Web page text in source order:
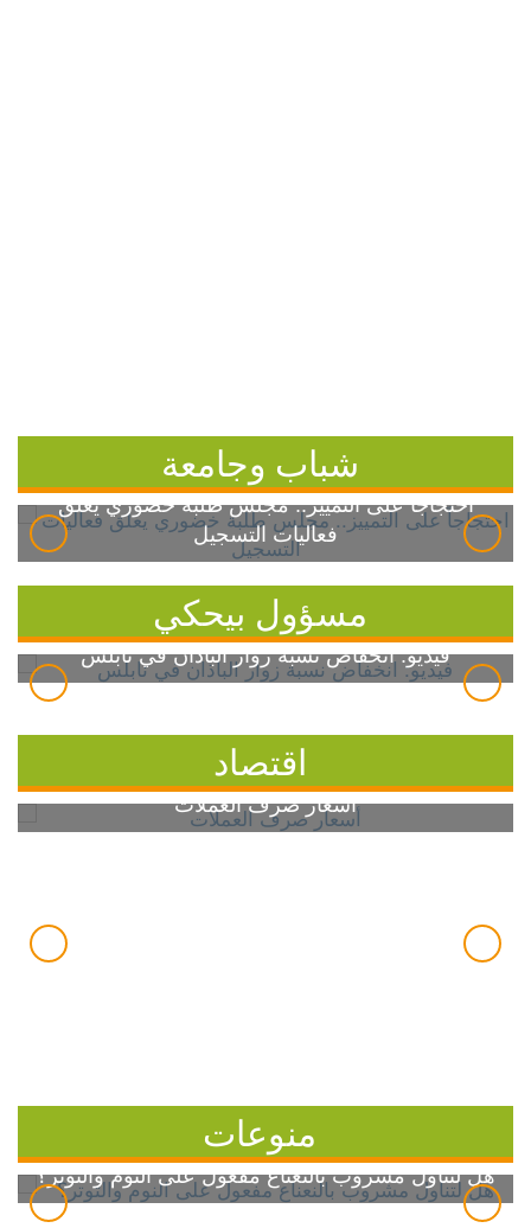
شباب وجامعة
احتجاجاً على التمييز.. مجلس طلبة خضوري يعلق
فعاليات التسجيل
مسؤول بيحكي
فيديو: انخفاض نسبة زوار الباذان في نابلس
اقتصاد
أسعار صرف العملات
منوعات
هل لتناول مشروب بالنعناع مفعول على النوم والتوتر؟